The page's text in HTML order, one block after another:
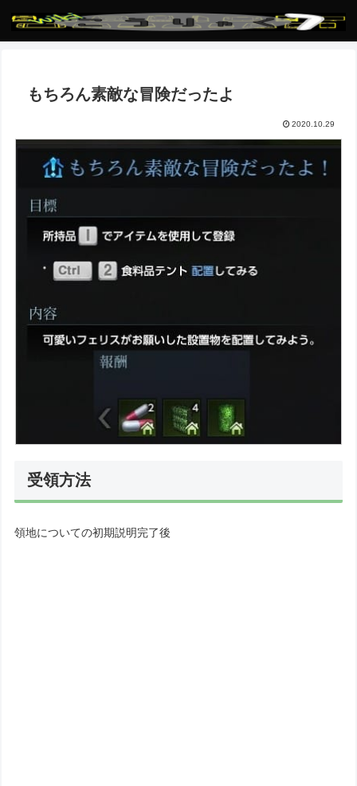
もちろん素敵な冒険だったよ
2020.10.29
受領方法
領地についての初期説明完了後